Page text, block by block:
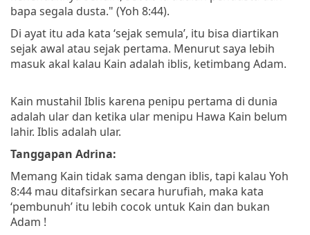
bapa segala dusta." (Yoh 8:44).
Di ayat itu ada kata ‘sejak semula’, itu bisa diartikan
sejak awal atau sejak pertama. Menurut saya lebih
masuk akal kalau Kain adalah iblis, ketimbang Adam.
Kain mustahil Iblis karena penipu pertama di dunia
adalah ular dan ketika ular menipu Hawa Kain belum
lahir. Iblis adalah ular.
Tanggapan Adrina:
Memang Kain tidak sama dengan iblis, tapi kalau Yoh
8:44 mau ditafsirkan secara hurufiah, maka kata
‘pembunuh’ itu lebih cocok untuk Kain dan bukan
Adam !